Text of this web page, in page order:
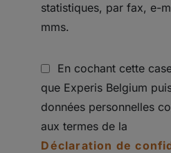
statistiques, par fax, e-
mms.
En cochant cette
que Experis Belgium
données personnelles
aux termes de la
Déclaration de